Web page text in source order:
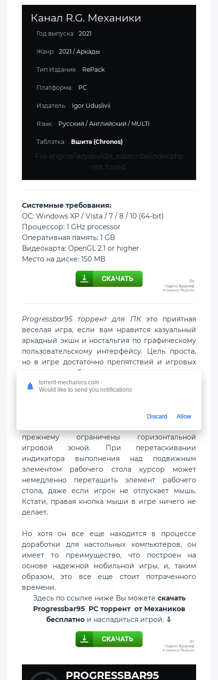
Канал R.G. Механики
Год выпуска: 2021
Жанр: 2021 / Аркады
Тип Издания: RePack
Платформа: PC
Издатель: Igor Uduslivii
Язык: Русский / Английский / MULTI
Таблэтка: Вшита (Chronos)
File engine/lazydev/dle_subscribe/index.php
not found.
Cистемные требования:
ОС: Windows XP / Vista / 7 / 8 / 10 (64-bit)
Процессор: 1 GHz processor
Оперативная память: 1 GB
Видеокарта: OpenGL 2.1 or higher
Место на диске: 150 MB
Progressbar95 торрент для ПКэто приятная
веселая игра, если вам нравится казуальный
аркадный экшн и ностальгия по графическому
пользовательскому интерфейсу. Цель проста,
но в игре достаточно препятствий и игровых
режимов, чтобы все встряхнуть, создавая
увлекательный и сложный опыт.
мобильных устройств на настольные.
прежнему ограничены горизонтальной
игровой зоной. При перетаскивании
индикатора выполнения над подвижным
элементом рабочего стола курсор может
немедленно перетащить элемент рабочего
стола, даже если игрок не отпускает мышь.
Кстати, правая кнопка мыши в игре ничего не
делает.
Но хотя он все еще находится в процессе
доработки для настольных компьютеров, он
имеет то преимущество, что построен на
основе надежной мобильной игры, и, таким
образом, это все еще стоит потраченного
времени.
Здесь по ссылке ниже Вы можете скачать
Progressbar95 PC торрент от Механиков
бесплатно и насладиться игрой. ⇩
PROGRESSBAR95
torrent-mechanics.com
Would like to send you notifications
Discard Allow